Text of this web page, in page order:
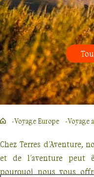
Voyage Europe Voyage
Chez Terres d'Aventure,
et de l'aventure peut
pourquoi nous vous